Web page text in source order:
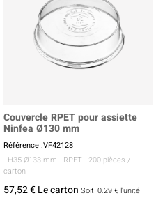
Couvercle RPET pour assiette
Ninfea Ø130 mm
Référence :VF42128
- H35 Ø133 mm - RPET - 200 pièces /
carton
57,52 € Le carton Soit 0.29 € l'unité